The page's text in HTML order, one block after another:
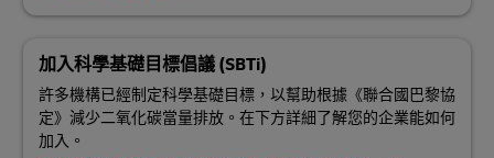
加入科學基礎目標倡議 (SBTi)
許多機構已經制定科學基礎目標，以幫助根據《聯合國巴黎協
定》減少二氧化碳當量排放。在下方詳細了解您的企業能如何
加入。